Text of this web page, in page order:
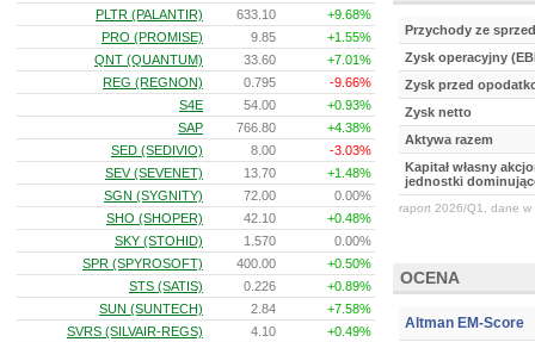
Przychody ze
Zysk operacyjny
Zysk przed
Zysk netto
Aktywa razem
Kapitał własny
jednostki
raport 2026/Q1, dane w
OCENA
Altman EM-Score
PLTR (PALANTIR)
633.10
+9.68%
PRO (PROMISE)
9.85
+1.55%
QNT (QUANTUM)
33.60
+7.01%
REG (REGNON)
0.795
-9.66%
S4E
54.00
+0.93%
SAP
766.80
+4.38%
SED (SEDIVIO)
8.00
-3.03%
SEV (SEVENET)
13.70
+1.48%
SGN (SYGNITY)
72.00
0.00%
SHO (SHOPER)
42.10
+0.48%
SKY (STOHID)
1.570
0.00%
SPR (SPYROSOFT)
400.00
+0.50%
STS (SATIS)
0.226
+0.89%
SUN (SUNTECH)
2.84
+7.58%
SVRS (SILVAIR-REGS)
4.10
+0.49%